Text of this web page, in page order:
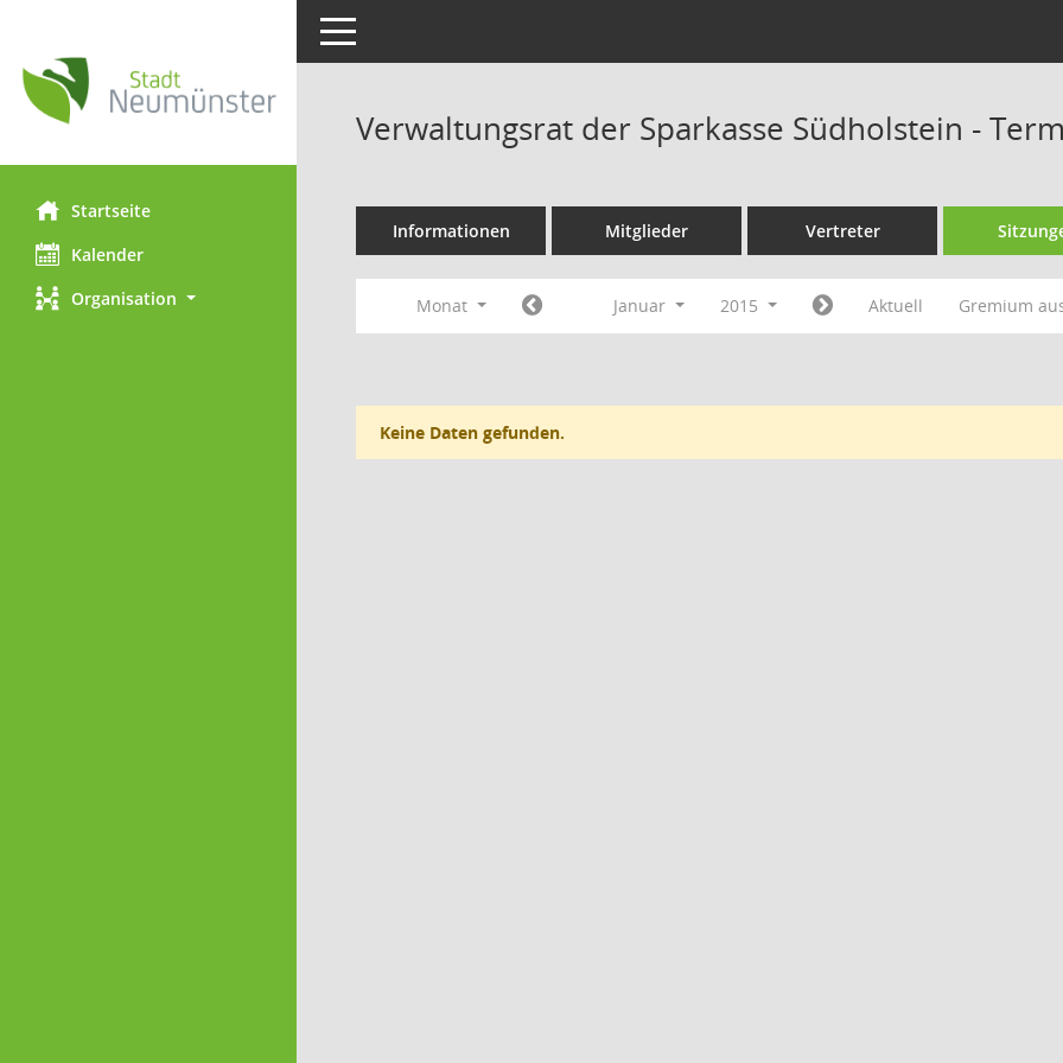
Startseite
Kalender
Organisation
Toggle navigation
Verwaltungsrat der Sparkasse Südholstein -
Informationen Mitglieder Vertreter
Monat Januar 2015 Aktuell Gremium
Keine Daten gefunden.